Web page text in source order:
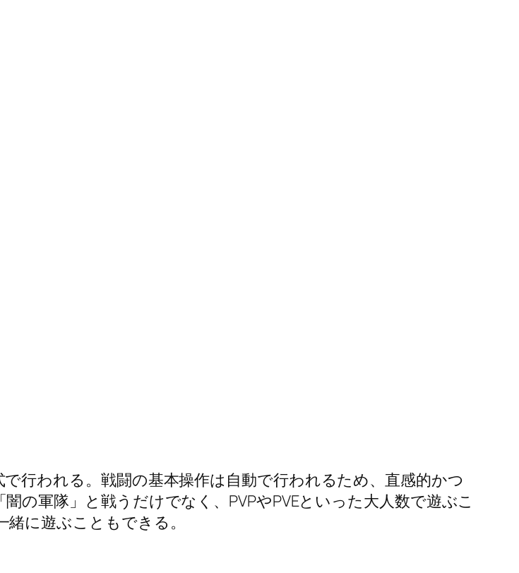
行われる。戦闘の基本操作は自動で行われるため、直感的かつ
の軍隊」と戦うだけでなく、PVPやPVEといった大人数で遊ぶこ
に遊ぶこともできる。